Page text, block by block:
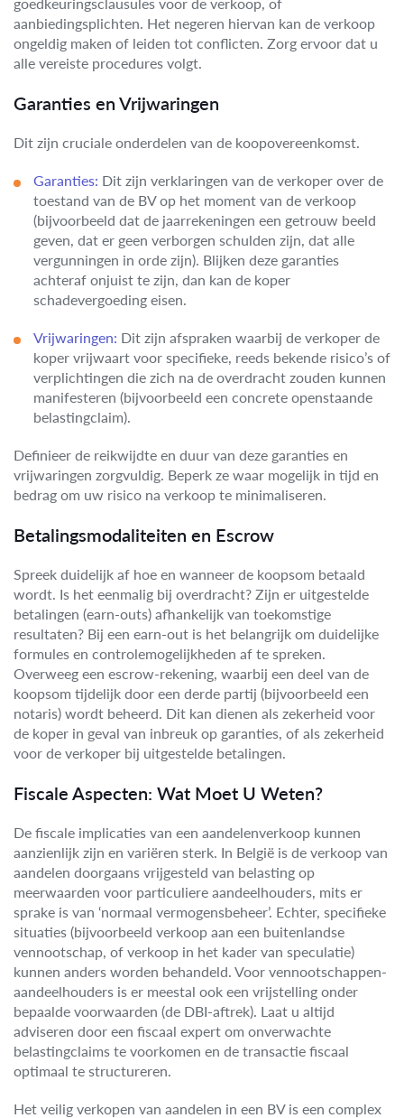
aanbiedingsplichten. Het negeren hiervan kan de verkoop
ongeldig maken of leiden tot conflicten. Zorg ervoor dat u
alle vereiste procedures volgt.
Garanties en Vrijwaringen
Dit zijn cruciale onderdelen van de koopovereenkomst.
Garanties: Dit zijn verklaringen van de verkoper over de
toestand van de BV op het moment van de verkoop
(bijvoorbeeld dat de jaarrekeningen een getrouw beeld
geven, dat er geen verborgen schulden zijn, dat alle
vergunningen in orde zijn). Blijken deze garanties
achteraf onjuist te zijn, dan kan de koper
schadevergoeding eisen.
Vrijwaringen: Dit zijn afspraken waarbij de verkoper de
koper vrijwaart voor specifieke, reeds bekende risico’s of
verplichtingen die zich na de overdracht zouden kunnen
manifesteren (bijvoorbeeld een concrete openstaande
belastingclaim).
Definieer de reikwijdte en duur van deze garanties en
vrijwaringen zorgvuldig. Beperk ze waar mogelijk in tijd en
bedrag om uw risico na verkoop te minimaliseren.
Betalingsmodaliteiten en Escrow
Spreek duidelijk af hoe en wanneer de koopsom betaald
wordt. Is het eenmalig bij overdracht? Zijn er uitgestelde
betalingen (earn-outs) afhankelijk van toekomstige
resultaten? Bij een earn-out is het belangrijk om duidelijke
formules en controlemogelijkheden af te spreken.
Overweeg een escrow-rekening, waarbij een deel van de
koopsom tijdelijk door een derde partij (bijvoorbeeld een
notaris) wordt beheerd. Dit kan dienen als zekerheid voor
de koper in geval van inbreuk op garanties, of als zekerheid
voor de verkoper bij uitgestelde betalingen.
Fiscale Aspecten: Wat Moet U Weten?
De fiscale implicaties van een aandelenverkoop kunnen
aanzienlijk zijn en variëren sterk. In België is de verkoop van
aandelen doorgaans vrijgesteld van belasting op
meerwaarden voor particuliere aandeelhouders, mits er
sprake is van ‘normaal vermogensbeheer’. Echter, specifieke
situaties (bijvoorbeeld verkoop aan een buitenlandse
vennootschap, of verkoop in het kader van speculatie)
kunnen anders worden behandeld. Voor vennootschappen-
aandeelhouders is er meestal ook een vrijstelling onder
bepaalde voorwaarden (de DBI-aftrek). Laat u altijd
adviseren door een fiscaal expert om onverwachte
belastingclaims te voorkomen en de transactie fiscaal
optimaal te structureren.
Het veilig verkopen van aandelen in een BV is een complex